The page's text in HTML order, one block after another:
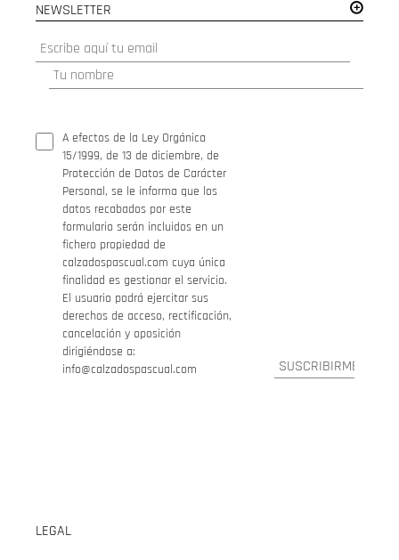
NEWSLETTER
A efectos de la Ley Orgánica
15/1999, de 13 de diciembre, de
Protección de Datos de Carácter
Personal, se le informa que los
datos recabados por este
formulario serán incluidos en un
fichero propiedad de
calzadospascual.com cuya única
finalidad es gestionar el servicio.
El usuario podrá ejercitar sus
derechos de acceso, rectificación,
cancelación y oposición
dirigiéndose a:
info@calzadospascual.com
LEGAL